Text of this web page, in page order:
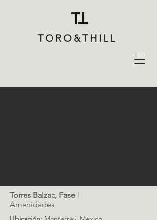
TORO&THILL
Torres Balzac, Fase I
Amenidades